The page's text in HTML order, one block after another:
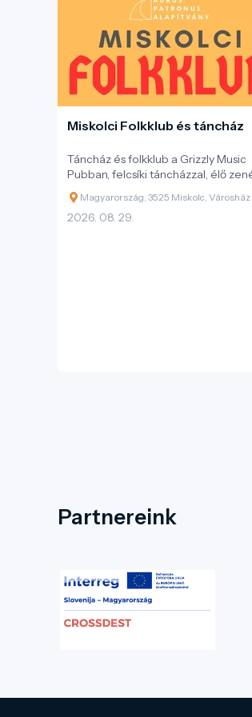
Miskolci Folkklub és táncház
Táncház és folkklub a Grizzly Music
Pubban, felcsíki táncházzal, élő
és változatos magyar néptáncokkal.
Magyarország, 3525 Miskolc, Városház
2026. 08. 29.
Partnereink